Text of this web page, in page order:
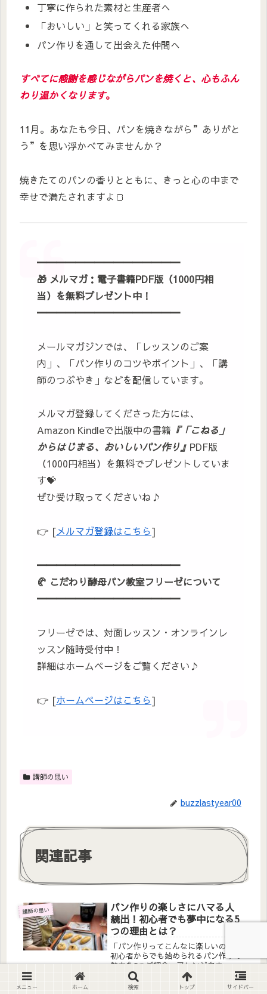
丁寧に作られた素材と生産者へ
「おいしい」と笑ってくれる家族へ
パン作りを通して出会えた仲間へ
すべてに感謝を感じながらパンを焼くと、心もふん
わり温かくなります。
11月。あなたも今日、パンを焼きながら”ありがと
う”を思い浮かべてみませんか？
焼きたてのパンの香りとともに、きっと心の中まで
幸せで満たされますよ🍞
━━━━━━━━━━━━━━━
🎁 メルマガ：電子書籍PDF版（1000円相
当）を無料プレゼント中！
━━━━━━━━━━━━━━━
メールマガジンでは、「レッスンのご案
内」、「パン作りのコツやポイント」、「講
師のつぶやき」などを配信しています。
メルマガ登録してくださった方には、
Amazon Kindleで出版中の書籍 『「こねる」
からはじまる、おいしいパン作り』 PDF版
（1000円相当）を無料でプレゼントしていま
す💝
ぜひ受け取ってくださいね♪
👉 [メルマガ登録はこちら]
━━━━━━━━━━━━━━━
🥐 こだわり酵母パン教室フリーゼについて
━━━━━━━━━━━━━━━
フリーゼでは、対面レッスン・オンラインレ
ッスン随時受付中！
詳細はホームページをご覧ください♪
👉 [ホームページはこちら]
講師の思い
buzzlastyear00
関連記事
講師の思い
パン作りの楽しさにハマる人
続出！初心者でも夢中になる5
つの理由とは？
「パン作りってこんなに楽しいの！？
初心者からでも始められるパン作りの
魅力を5つご紹介。アレンジ自由・家
族に喜ばれる・焼きたてパンの幸せ…
あなたもきっとハマるはず♪LINE登
メニュー ホーム 検索 トップ サイドバー